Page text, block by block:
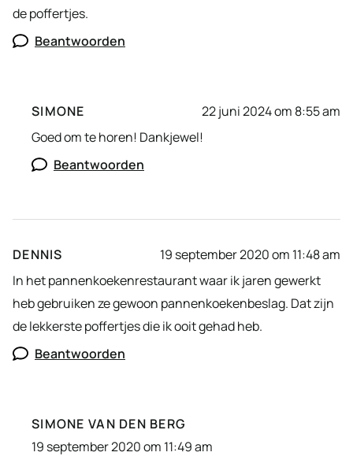
de poffertjes.
Beantwoorden
SIMONE
22 juni 2024 om 8:55 am
Goed om te horen! Dankjewel!
Beantwoorden
DENNIS
19 september 2020 om 11:48 am
In het pannenkoekenrestaurant waar ik jaren gewerkt
heb gebruiken ze gewoon pannenkoekenbeslag. Dat zijn
de lekkerste poffertjes die ik ooit gehad heb.
Beantwoorden
SIMONE VAN DEN BERG
19 september 2020 om 11:49 am